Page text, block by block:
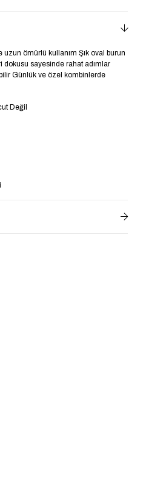
uzun ömürlü kullanım Şık oval burun
dokusu sayesinde rahat adımlar
Günlük ve özel kombinlerde
Değil